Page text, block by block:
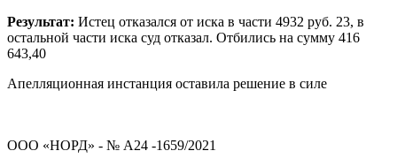
Результат: Истец отказался от иска в части 4932 руб. 23, в
остальной части иска суд отказал. Отбились на сумму 416
643,40
Апелляционная инстанция оставила решение в силе
ООО «НОРД» - № А24 -1659/2021